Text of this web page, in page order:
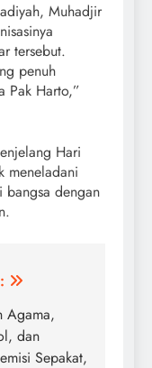
Muhadjir
tersebut.
penuh
Pak Harto,”
Hari
meneladani
bangsa dengan
Agama,
dan
Sepakat,